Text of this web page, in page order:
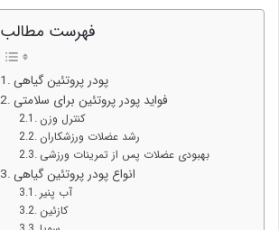
فهرست مطالب
پودر پروتئین گیاهی
فواید پودر پروتئین برای سلامتی
کنترل وزن
رشد عضلات ورزشکاران
بهبودی عضلات پس از تمرینات ورزشی
انواع پودر پروتئین گیاهی
آب پنیر
کازئین